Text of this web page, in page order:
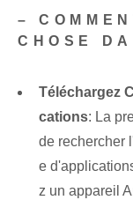
–
CHOSE
Téléchargez
cations:⁢ La
de rechercher
e
z un appareil